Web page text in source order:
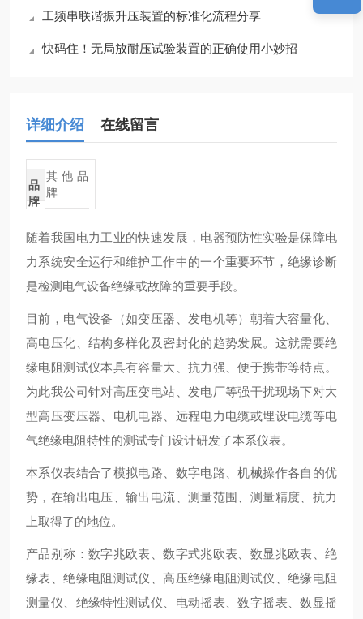
工频串联谐振升压装置的标准化流程分享
快码住！无局放耐压试验装置的正确使用小妙招
详细介绍 在线留言
品
牌
其他品
牌
随着我国电力工业的快速发展，电器预防性实验是保障电
力系统安全运行和维护工作中的一个重要环节，绝缘诊断
是检测电气设备绝缘或故障的重要手段。
目前，电气设备（如变压器、发电机等）朝着大容量化、
高电压化、结构多样化及密封化的趋势发展。这就需要绝
缘电阻测试仪本具有容量大、抗力强、便于携带等特点。
为此我公司针对高压变电站、发电厂等强干扰现场下对大
型高压变压器、电机电器、远程电力电缆或埋设电缆等电
气绝缘电阻特性的测试专门设计研发了本系仪表。
本系仪表结合了模拟电路、数字电路、机械操作各自的优
势，在输出电压、输出电流、测量范围、测量精度、抗力
上取得了的地位。
产品别称：数字兆欧表、数字式兆欧表、数显兆欧表、绝
缘表、绝缘电阻测试仪、高压绝缘电阻测试仪、绝缘电阻
测量仪、绝缘特性测试仪、电动摇表、数字摇表、数显摇